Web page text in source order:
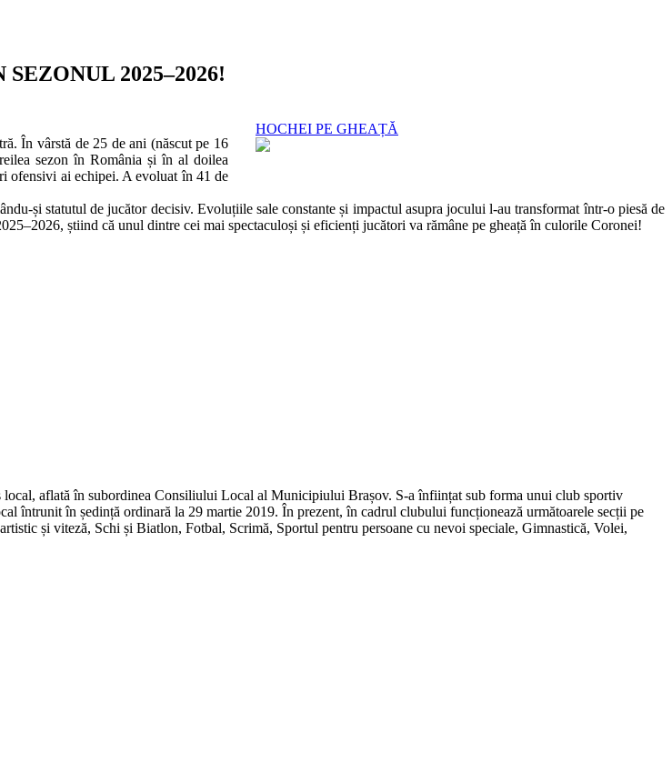
2025–2026!
HOCHEI PE GHEAȚĂ
În vârstă de 25 de ani (născut pe 16
sezon în România și în al doilea
ofensivi ai echipei. A evoluat în 41 de
și statutul de jucător decisiv. Evoluțiile sale constante și impactul asupra jocului l-au transformat într-o piesă de
știind că unul dintre cei mai spectaculoși și eficienți jucători va rămâne pe gheață în culorile Coronei!
aflată în subordinea Consiliului Local al Municipiului Brașov. S-a înființat sub forma unui club sportiv
întrunit în ședință ordinară la 29 martie 2019. În prezent, în cadrul clubului funcționează următoarele secții pe
și viteză, Schi și Biatlon, Fotbal, Scrimă, Sportul pentru persoane cu nevoi speciale, Gimnastică, Volei,